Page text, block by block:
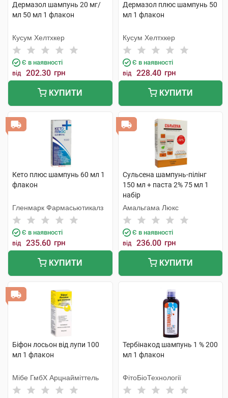
Дермазол шампунь 20 мг/
мл 50 мл 1 флакон
Кусум Хелтхкер
Є в наявності
від 202.30 грн
КУПИТИ
Дермазол плюс шампунь 50
мл 1 флакон
Кусум Хелтхкер
Є в наявності
від 228.40 грн
КУПИТИ
Кето плюс шампунь 60 мл 1
флакон
Гленмарк Фармасьютикалз
Є в наявності
від 235.60 грн
КУПИТИ
Сульсена шампунь-пілінг
150 мл + паста 2% 75 мл 1
набір
Амальгама Люкс
Є в наявності
від 236.00 грн
КУПИТИ
Біфон лосьон від лупи 100
мл 1 флакон
Мібе ГмбХ Арцнайміттель
Тербінакод шампунь 1 % 200
мл 1 флакон
ФітоБіоТехнології